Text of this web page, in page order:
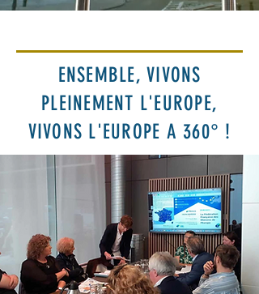
ENSEMBLE, VIVONS
PLEINEMENT L'EUROPE,
VIVONS L'EUROPE A 360° !